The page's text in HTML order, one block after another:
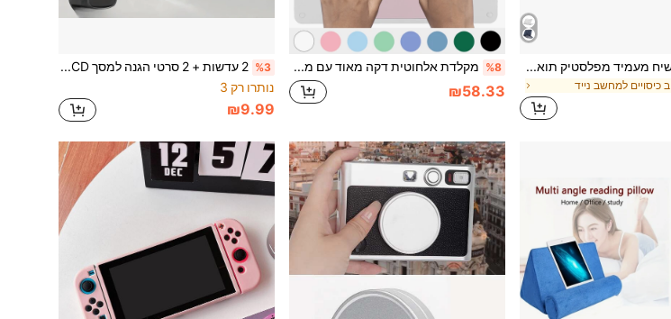
כיסוי הגנה קשיח מעמיד מפלסטיק תואם למקבוק, מתאים באופן מושלם למסך רטינה וטביעת אצבע (שקוף מבריק)
ב כיסויים למחשב נייד
%8 מקלדת אלחוטית דקה מאוד עם מגע בלוטות', מקלדת אלחוטית ניידת 10'' נטענת עבור iPad Tablet, תואמת Android, תואמת iOS, תואמת Windows, חיי סוללה ארוכים. מתנה לחזרה ללימודים.
₪58.33
%3
2 עדשות + 2 סרטי הגנה למסך LCD תואמים למצלמת Osmo Pocket 4/3/2/1, אביזרי Osmo Pocket, סרט הגנה מזכוכית מחוסמת בקושי 9H, שקיפות גבוהה מאוד, כיסוי מלא מקצה לקצה.
נותרו רק 3
₪9.99